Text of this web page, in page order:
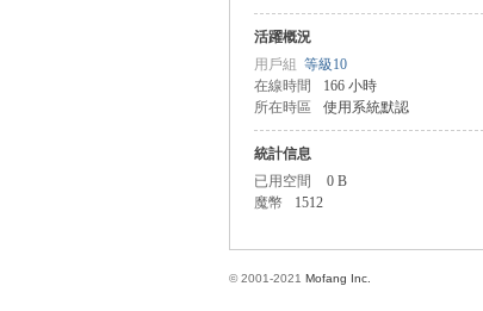
活躍概況
用戶組 等級10
在線時間
166 小時
所在時區
使用系統默認
統計信息
已用空間
0 B
魔幣
1512
© 2001-2021 Mofang Inc.